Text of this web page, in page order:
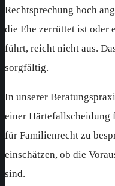
Rechtsprechung hoch
die Ehe zerrüttet ist oder
führt, reicht nicht aus.
sorgfältig.
In unserer
einer Härtefallscheidung
für Familienrecht zu
einschätzen, ob die
sind.